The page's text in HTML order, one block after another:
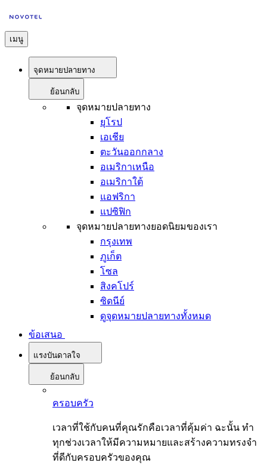
เมนู
จุดหมายปลายทาง
ย้อนกลับ
จุดหมายปลายทาง
ยุโรป
เอเชีย
ตะวันออกกลาง
อเมริกาเหนือ
อเมริกาใต้
แอฟริกา
แปซิฟิก
จุดหมายปลายทางยอดนิยมของเรา
กรุงเทพ
ภูเก็ต
โซล
สิงคโปร์
ซิดนีย์
ดูจุดหมายปลายทางทั้งหมด
ข้อเสนอ
แรงบันดาลใจ
ย้อนกลับ
ครอบครัว
เวลาที่ใช้กับคนที่คุณรักคือเวลาที่คุ้มค่า ฉะนั้น ทำ
ทุกช่วงเวลาให้มีความหมายและสร้างความทรงจำ
ที่ดีกับครอบครัวของคุณ